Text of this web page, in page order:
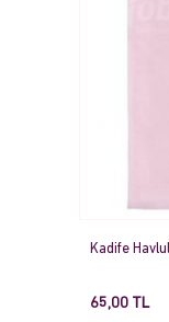
Kadife
65,00 TL